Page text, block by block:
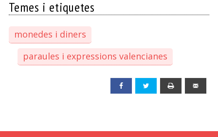
Temes i etiquetes
monedes i diners
paraules i expressions valencianes
Facebook Twitter